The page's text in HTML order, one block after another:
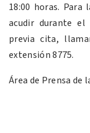
18:00 horas.
acudir durante el
previa cita,
extensión 8775.
Área de Prensa de